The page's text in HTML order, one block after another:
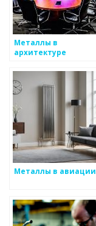
Металлы в
архитектуре
Металлы в авиации